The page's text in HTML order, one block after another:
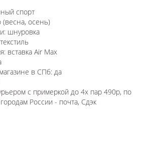
спорт
(весна, осень)
шнуровка
вставка Air Max
в СПб: да
с примеркой до 4х пар 490р, по
России - почта, Сдэк